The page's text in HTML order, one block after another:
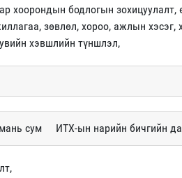
хоорондын бодлогын зохицуулалт,
зөвлөл, хороо, ажлын хэсэг,
хэвшлийн түншлэл,
сум ИТХ-ын нарийн бичгийн